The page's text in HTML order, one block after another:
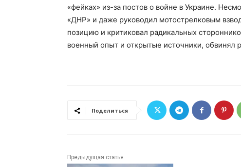
«фейках» из-за постов о войне в Украине.
«ДНР» и даже руководил мотострелковым
позицию и критиковал радикальных
военный опыт и открытые источники, обвинял
Поделиться
Предыдущая статья